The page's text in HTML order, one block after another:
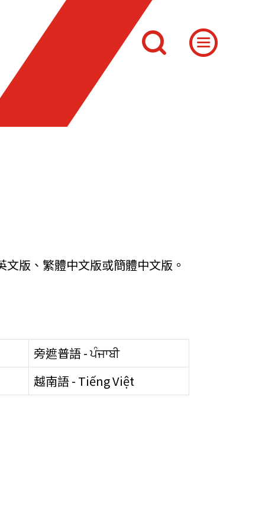
版、繁體中文版或簡體中文版。
旁遮普語 - ਪੰਜਾਬੀ
越南語 - Tiếng Việt